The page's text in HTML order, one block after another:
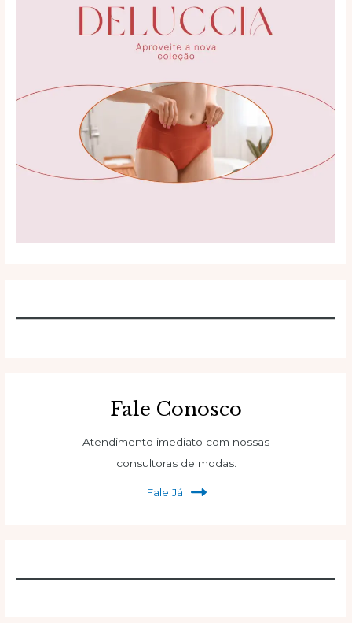
Fale Conosco
Atendimento imediato com nossas
consultoras de modas.
Fale Já